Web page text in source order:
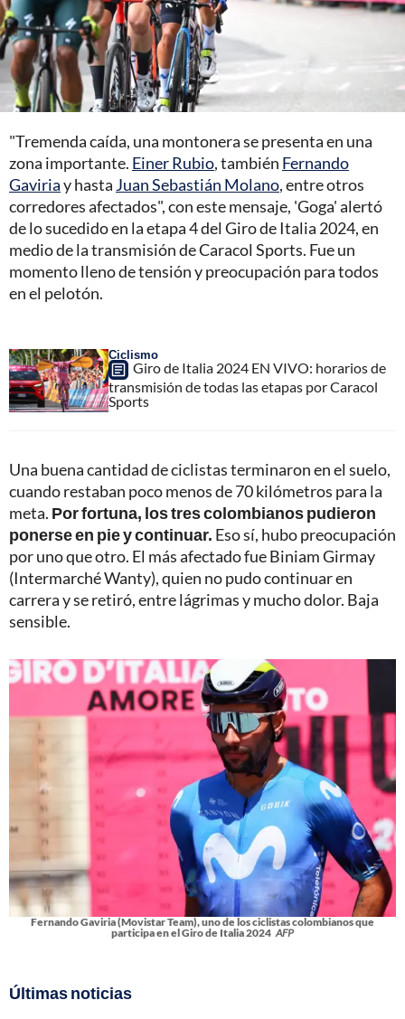
"Tremenda caída, una montonera se presenta en una
zona importante. Einer Rubio, también Fernando
Gaviriay hasta Juan Sebastián Molano, entre otros
corredores afectados", con este mensaje, 'Goga' alertó
de lo sucedido en la etapa 4 del Giro de Italia 2024, en
medio de la transmisión de Caracol Sports. Fue un
momento lleno de tensión y preocupación para todos
en el pelotón.
Ciclismo
Giro de Italia 2024 EN VIVO: horarios de
transmisión de todas las etapas por Caracol
Sports
Una buena cantidad de ciclistas terminaron en el suelo,
cuando restaban poco menos de 70 kilómetros para la
meta. Por fortuna, los tres colombianos pudieron
ponerse en pie y continuar. Eso sí, hubo preocupación
por uno que otro. El más afectado fue Biniam Girmay
(Intermarché Wanty), quien no pudo continuar en
carrera y se retiró, entre lágrimas y mucho dolor. Baja
sensible.
Fernando Gaviria (Movistar Team), uno de los ciclistas colombianos que
participa en el Giro de Italia 2024 AFP
Últimas noticias